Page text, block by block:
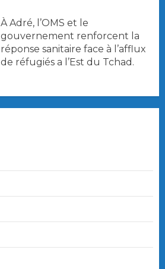
À Adré, l’OMS et le
gouvernement renforcent la
réponse sanitaire face à l’afflux
de réfugiés a l’Est du Tchad.